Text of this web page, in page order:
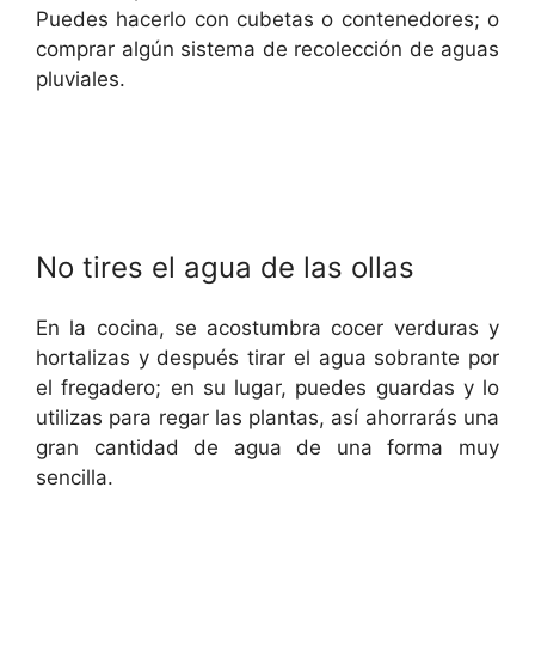
Puedes hacerlo con cubetas o contenedores; o
comprar algún sistema de recolección de aguas
pluviales.
No tires el agua de las ollas
En la cocina, se acostumbra cocer verduras y
hortalizas y después tirar el agua sobrante por
el fregadero; en su lugar, puedes guardas y lo
utilizas para regar las plantas, así ahorrarás una
gran cantidad de agua de una forma muy
sencilla.